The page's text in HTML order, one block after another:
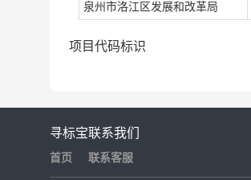
泉州市洛江区发展和改革局
项目代码标识
寻标宝
首页
联系我们
联系客服